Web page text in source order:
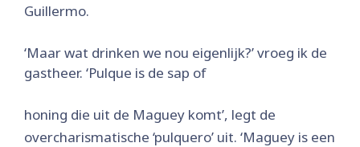
Guillermo.
‘Maar wat drinken we nou eigenlijk?’ vroeg ik de
gastheer. ‘Pulque is de sap of
honing die uit de Maguey komt’, legt de
overcharismatische ‘pulquero’ uit. ‘Maguey is een